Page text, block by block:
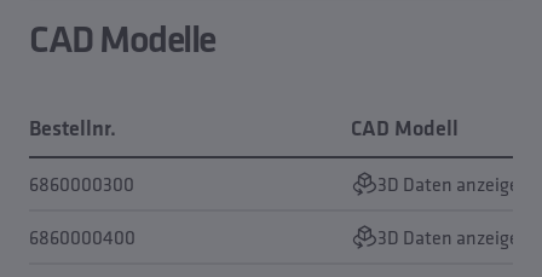
CAD Modelle
Bestellnr. CAD Modell
6860000300 3D Daten anzeigen
6860000400 3D Daten anzeigen